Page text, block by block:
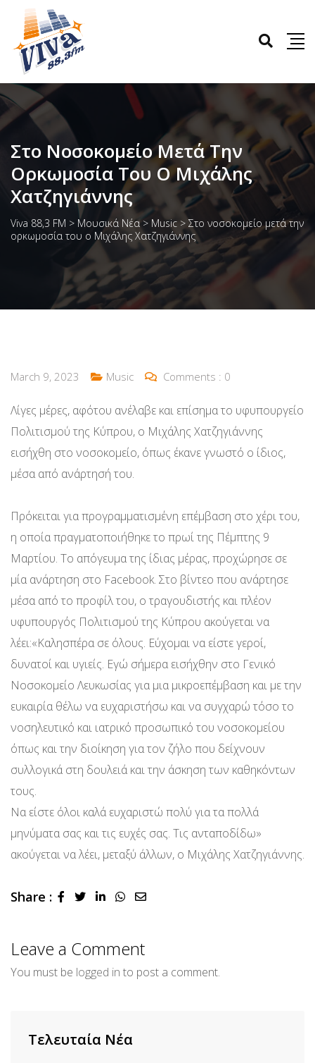
Στο Νοσοκομείο Μετά Την
Ορκωμοσία Του Ο Μιχάλης
Χατζηγιάννης
Viva 88,3 FM > Μουσικά Νέα > Music > Στο νοσοκομείο μετά την
ορκωμοσία του ο Μιχάλης Χατζηγιάννης
March 9, 2023 Music Comments : 0
Λίγες μέρες, αφότου ανέλαβε και επίσημα το υφυπουργείο
Πολιτισμού της Κύπρου, ο Μιχάλης Χατζηγιάννης
εισήχθη στο νοσοκομείο, όπως έκανε γνωστό ο ίδιος,
μέσα από ανάρτησή του.
Πρόκειται για προγραμματισμένη επέμβαση στο χέρι του,
η οποία πραγματοποιήθηκε το πρωί της Πέμπτης 9
Μαρτίου. Το απόγευμα της ίδιας μέρας, προχώρησε σε
μία ανάρτηση στο Facebook. Στο βίντεο που ανάρτησε
μέσα από το προφίλ του, ο τραγουδιστής και πλέον
υφυπουργός Πολιτισμού της Κύπρου ακούγεται να
λέει:«Καλησπέρα σε όλους. Εύχομαι να είστε γεροί,
δυνατοί και υγιείς. Εγώ σήμερα εισήχθην στο Γενικό
Νοσοκομείο Λευκωσίας για μια μικροεπέμβαση και με την
ευκαιρία θέλω να ευχαριστήσω και να συγχαρώ τόσο το
νοσηλευτικό και ιατρικό προσωπικό του νοσοκομείου
όπως και την διοίκηση για τον ζήλο που δείχνουν
συλλογικά στη δουλειά και την άσκηση των καθηκόντων
τους.
Nα είστε όλοι καλά ευχαριστώ πολύ για τα πολλά
μηνύματα σας και τις ευχές σας. Τις ανταποδίδω»
ακούγεται να λέει, μεταξύ άλλων, ο Μιχάλης Χατζηγιάννης.
Share : LinkedInWhatsapp
Share
Leave a Comment
You must be logged in to post a comment.
Τελευταία Νέα